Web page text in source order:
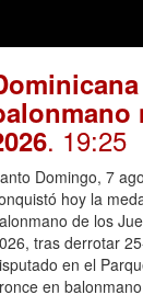
. 19:25
Domingo, 7
hoy la
de los
tras derrotar
en el
en